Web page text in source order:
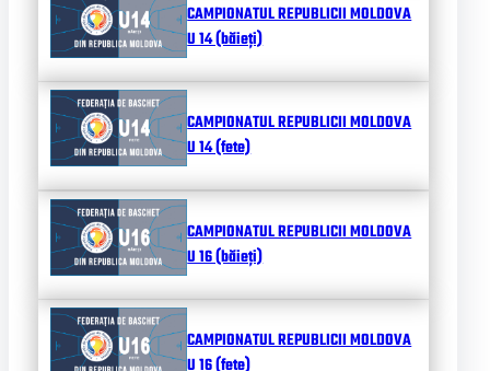
CAMPIONATUL REPUBLICII MOLDOVA
U 14 (băieți)
CAMPIONATUL REPUBLICII MOLDOVA
U 14 (fete)
CAMPIONATUL REPUBLICII MOLDOVA
U 16 (băieți)
CAMPIONATUL REPUBLICII MOLDOVA